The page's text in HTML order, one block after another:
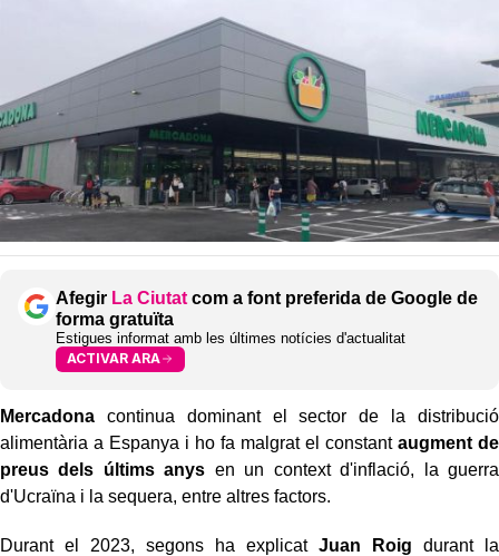
Afegir La Ciutat com a font preferida de Google de
forma gratuïta
Estigues informat amb les últimes notícies d'actualitat
ACTIVAR ARA
Mercadona continua dominant el sector de la distribució
alimentària a Espanya i ho fa malgrat el constant augment de
preus dels últims anys en un context d'inflació, la guerra
d'Ucraïna i la sequera, entre altres factors.
Durant el 2023, segons ha explicat Juan Roig durant la